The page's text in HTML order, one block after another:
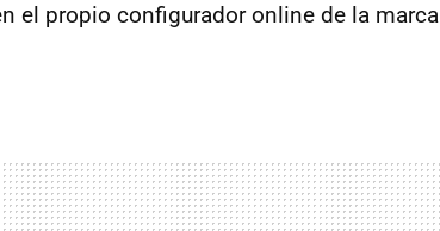
el propio configurador online de la marca